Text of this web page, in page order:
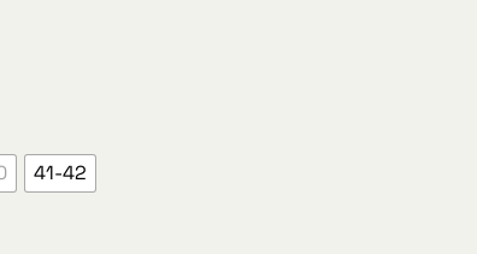
41-42